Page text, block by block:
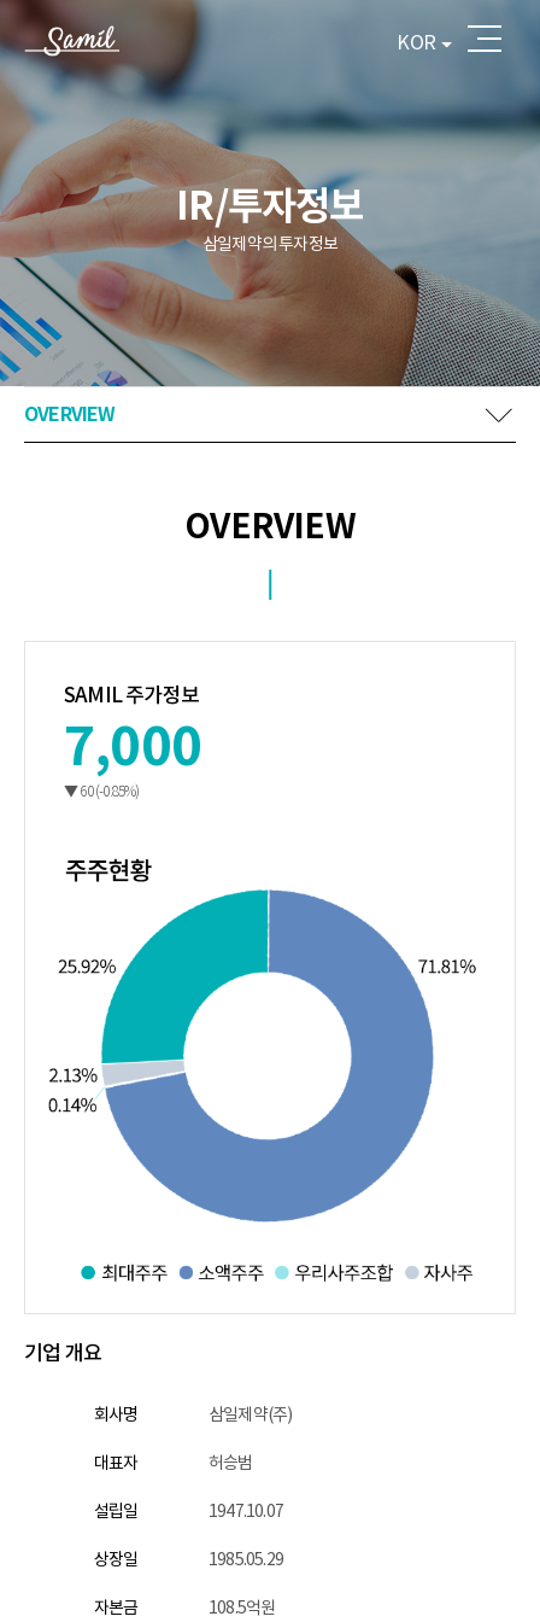
KOR
IR/투자정보
삼일제약의 투자정보
OVERVIEW
OVERVIEW
SAMIL 주가정보
7,000
▼60 (-0.85%)
기업 개요
회사명 삼일제약(주)
대표자 허승범
설립일 1947.10.07
상장일 1985.05.29
자본금 108.5억원